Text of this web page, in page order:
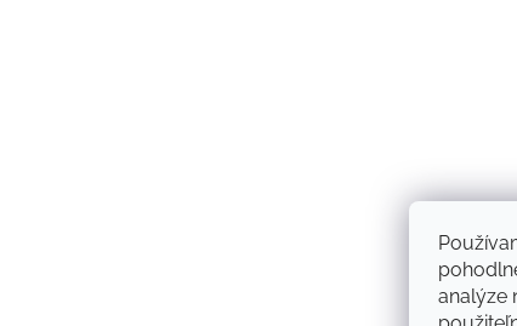
analýze